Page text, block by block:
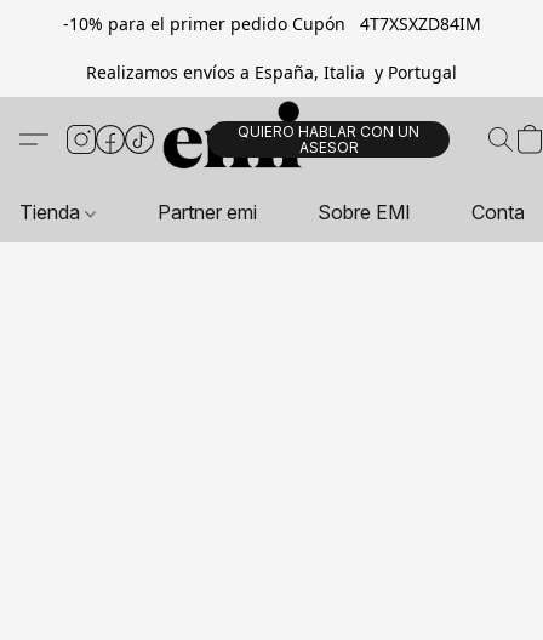
-10% para el primer pedido Cupón 4T7XSXZD84IM
Realizamos envíos a España, Italia y Portugal
QUIERO HABLAR CON UN
ASESOR
Tienda Partner emi Sobre EMI